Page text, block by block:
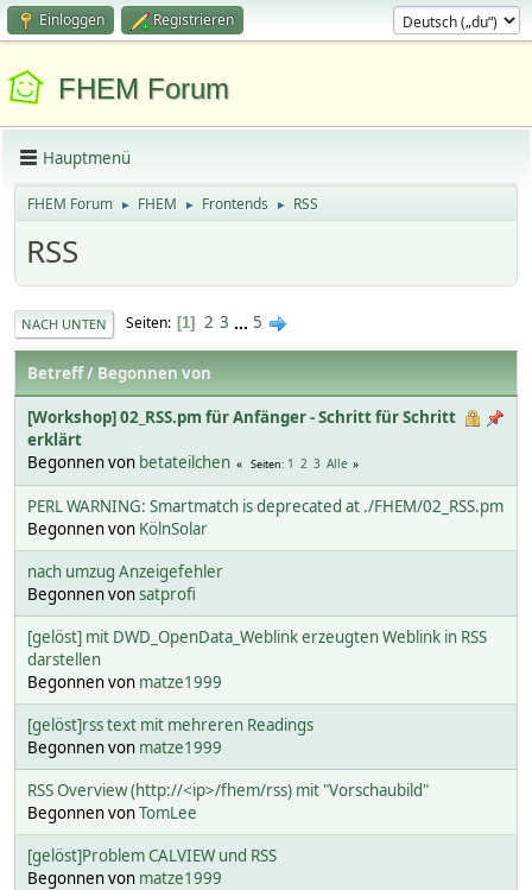
Einloggen Registrieren
FHEM Forum
Hauptmenü
FHEM Forum ► FHEM ► Frontends ► RSS
RSS
NACH UNTEN Seiten 1 2 3 ... 5
Betreff/ Begonnen von
[Workshop] 02_RSS.pm für Anfänger - Schritt für Schritt
erklärt
Begonnen von betateilchen Seiten 1 2 3 Alle
PERL WARNING: Smartmatch is deprecated at ./FHEM/02_RSS.pm
Begonnen von KölnSolar
nach umzug Anzeigefehler
Begonnen vonsatprofi
[gelöst] mit DWD_OpenData_Weblink erzeugten Weblink in RSS
darstellen
Begonnen von matze1999
[gelöst]rss text mit mehreren Readings
Begonnen von matze1999
RSS Overview (http://<ip>/fhem/rss) mit "Vorschaubild"
Begonnen vonTomLee
[gelöst]Problem CALVIEW und RSS
Begonnen von matze1999